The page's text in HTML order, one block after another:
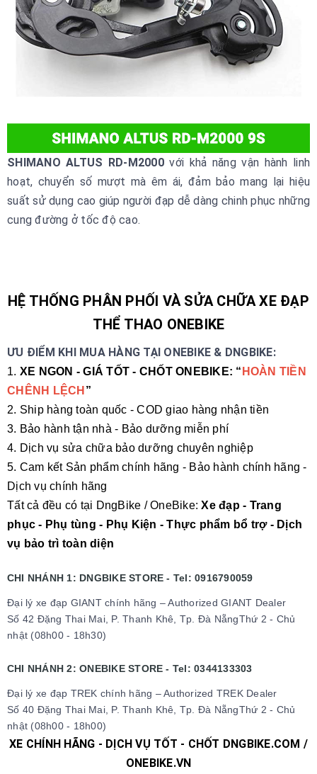
SHIMANO ALTUS RD-M2000với khả năng vận hành linh
hoạt, chuyển số mượt mà êm ái, đảm bảo mang lại hiệu
suất sử dụng cao giúp người đạp dễ dàng chinh phục những
cung đường ở tốc độ cao.
HỆ THỐNG PHÂN PHỐI VÀ SỬA CHỮA XE ĐẠP
THỂ THAO ONEBIKE
ƯU ĐIỂM KHI MUA HÀNG TẠI ONEBIKE & DNGBIKE:
1. XE NGON - GIÁ TỐT - CHỐT ONEBIKE: “ HOÀN TIỀN
CHÊNH LỆCH ”
2. Ship hàng toàn quốc - COD giao hàng nhận tiền
3. Bảo hành tận nhà - Bảo dưỡng miễn phí
4. Dịch vụ sửa chữa bảo dưỡng chuyên nghiệp
5. Cam kết Sản phẩm chính hãng - Bảo hành chính hãng -
Dịch vụ chính hãng
Tất cả đều có tại DngBike / OneBike: Xe đạp - Trang
phục - Phụ tùng - Phụ Kiện - Thực phẩm bổ trợ - Dịch
vụ bảo trì toàn diện
CHI NHÁNH 1: DNGBIKE STORE - Tel: 0916790059
Đại lý xe đạp GIANT chính hãng – Authorized GIANT Dealer
Số 42 Đặng Thai Mai, P. Thanh Khê, Tp. Đà NẵngThứ 2 - Chủ
nhật (08h00 - 18h30)
CHI NHÁNH 2: ONEBIKE STORE - Tel: 0344133303
Đại lý xe đạp TREK chính hãng – Authorized TREK Dealer
Số 40 Đặng Thai Mai, P. Thanh Khê, Tp. Đà NẵngThứ 2 - Chủ
nhật (08h00 - 18h00)
XE CHÍNH HÃNG - DỊCH VỤ TỐT - CHỐT DNGBIKE.COM /
ONEBIKE.VN